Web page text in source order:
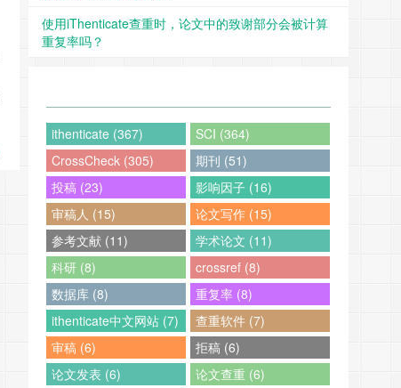
使用iThenticate查重时，论文中的致谢部分会被计算
重复率吗？
ithenticate (367)
SCI (364)
CrossCheck (305)
期刊 (51)
投稿 (23)
影响因子 (16)
审稿人 (15)
论文写作 (15)
参考文献 (11)
学术论文 (11)
科研 (8)
crossref (8)
数据库 (8)
重复率 (8)
ithenticate中文网站 (7)
查重软件 (7)
审稿 (6)
拒稿 (6)
论文发表 (6)
论文查重 (6)